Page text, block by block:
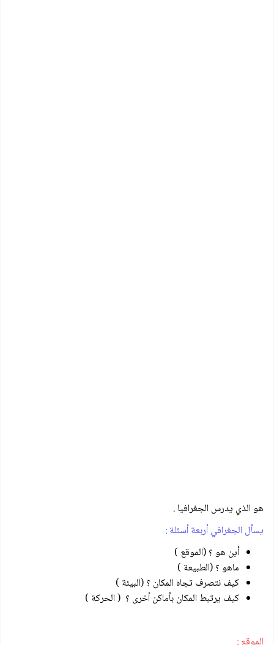
هو الذي يدرس الجغرافيا .
يسأل الجغرافي أربعة أسئلة :
أين هو ؟ (الموقع )
ماهو ؟ (الطبيعة )
كيف نتصرف تجاه المكان ؟ (البيئة )
كيف يرتبط المكان بأماكن أخرى ؟ ( الحركة )